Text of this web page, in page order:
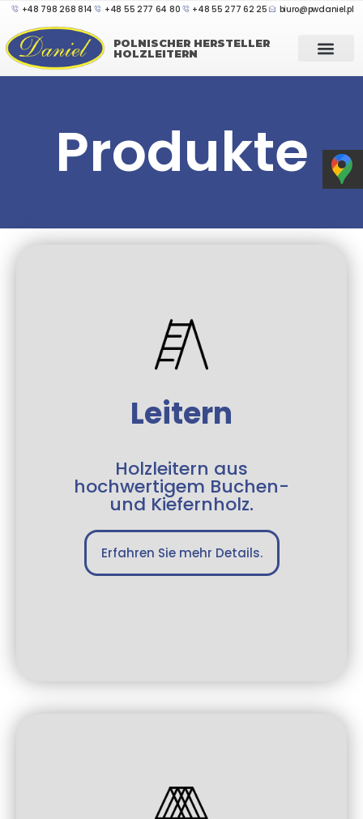
+48 798 268 814 +48 55 277 64 80 +48 55 277 62 25 biuro@pwdaniel.pl
POLNISCHER HERSTELLER
HOLZLEITERN
Produkte
Leitern
Holzleitern aus
hochwertigem Buchen-
und Kiefernholz.
Erfahren Sie mehr Details.